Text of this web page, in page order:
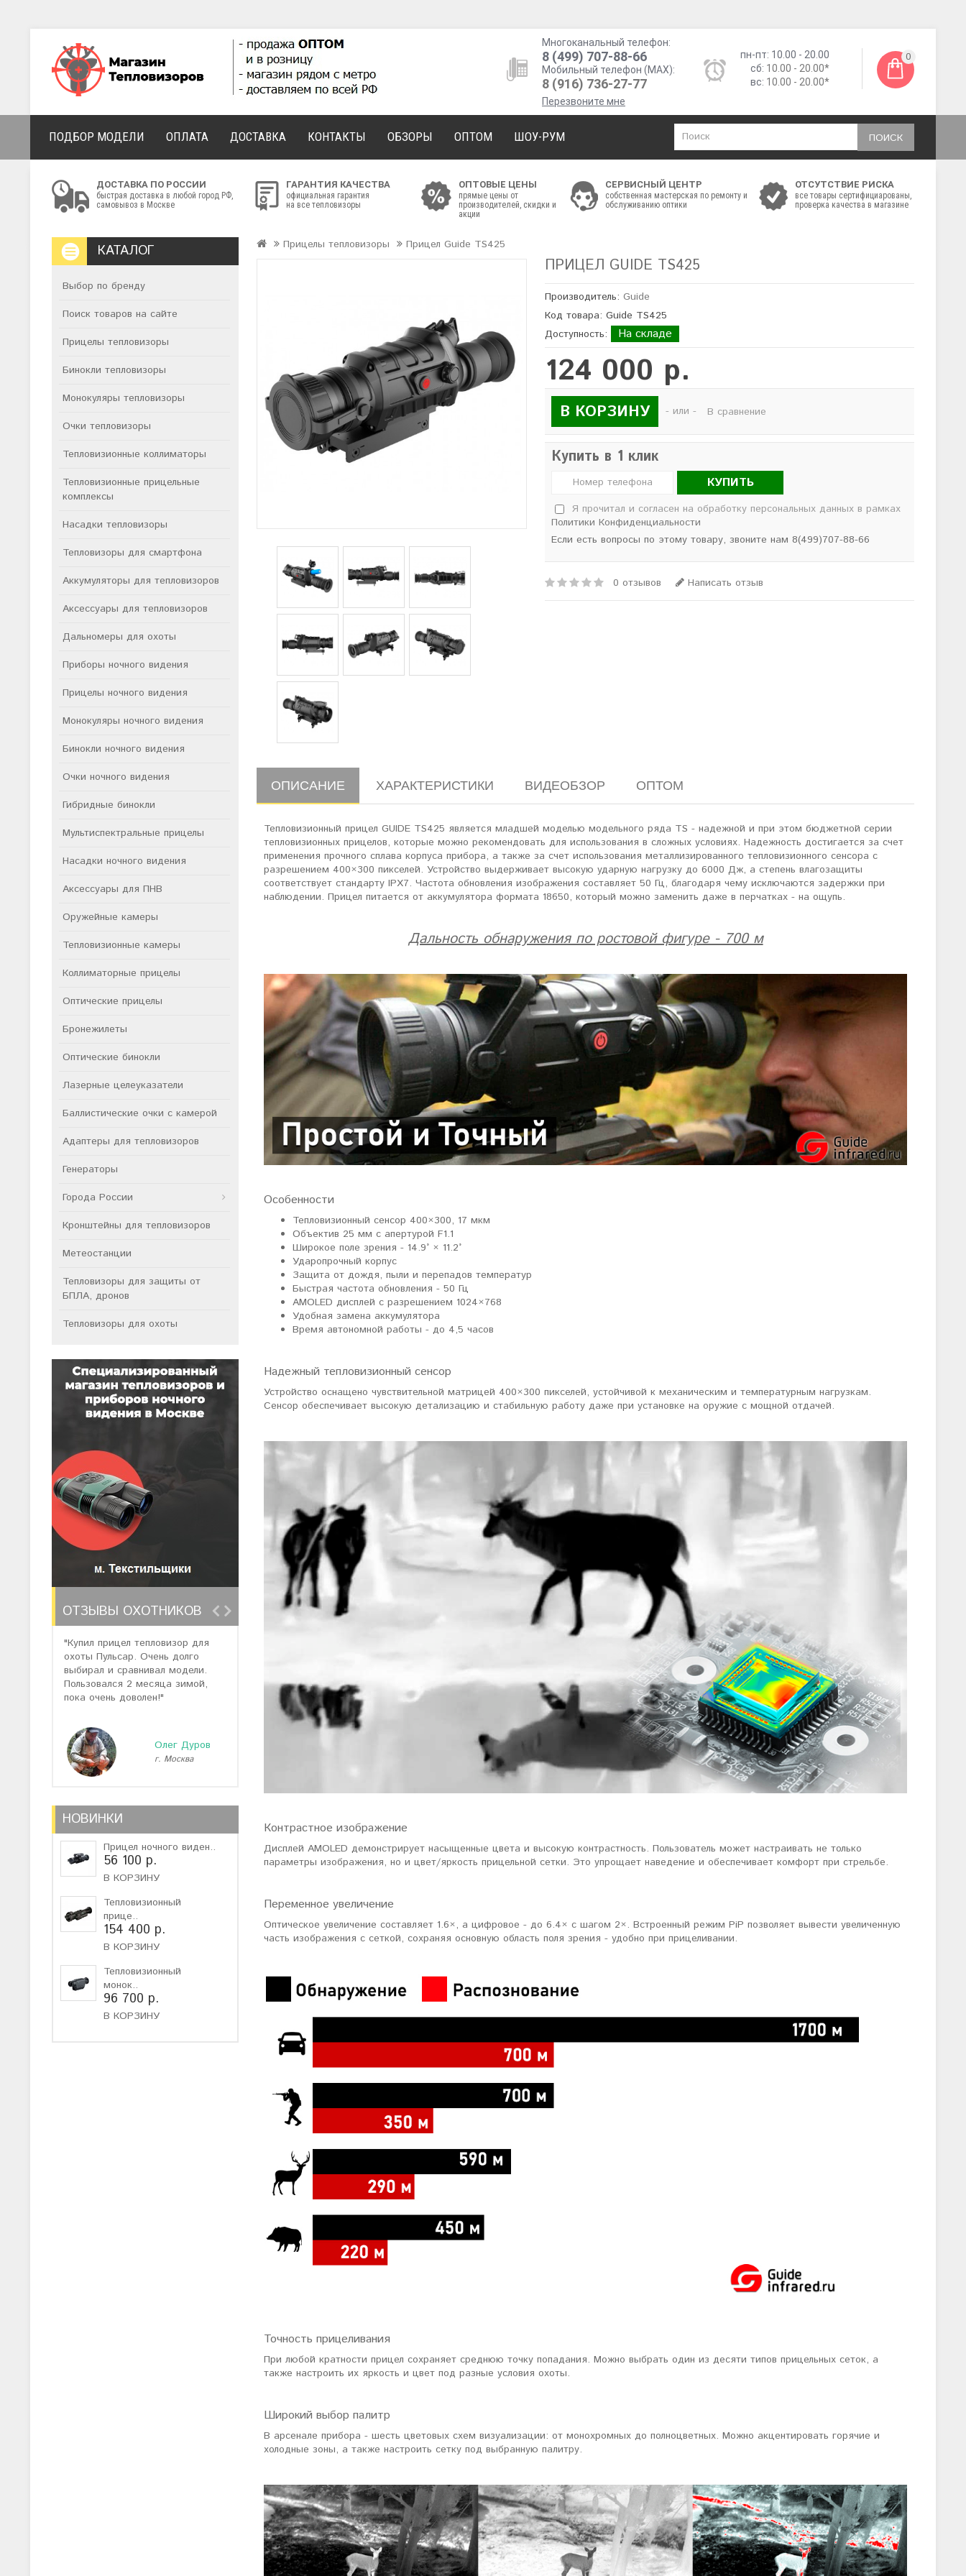
Многоканальный телефон:
8 (499) 707-88-66
Мобильный телефон (MAX):
8 (916) 736-27-77
Перезвоните мне
пн-пт: 10.00 - 20.00
сб: 10.00 - 20.00*
вс: 10.00 - 20.00*
0
ПОИСК
ПОДБОР МОДЕЛИ ОПЛАТА ДОСТАВКА КОНТАКТЫ ОБЗОРЫ ОПТОМ ШОУ-РУМ
ДОСТАВКА ПО РОССИИ
быстрая доставка в любой город РФ,
самовывоз в Москве
ГАРАНТИЯ КАЧЕСТВА
официальная гарантия
на все тепловизоры
ОПТОВЫЕ ЦЕНЫ
прямые цены от
производителей, скидки и
акции
СЕРВИСНЫЙ ЦЕНТР
собственная мастерская по ремонту и
обслуживанию оптики
ОТСУТСТВИЕ РИСКА
все товары сертифициарованы,
проверка качества в магазине
КАТАЛОГ
Выбор по бренду
Поиск товаров на сайте
Прицелы тепловизоры
Бинокли тепловизоры
Монокуляры тепловизоры
Очки тепловизоры
Тепловизионные коллиматоры
Тепловизионные прицельные
комплексы
Насадки тепловизоры
Тепловизоры для смартфона
Аккумуляторы для тепловизоров
Аксессуары для тепловизоров
Дальномеры для охоты
Приборы ночного видения
Прицелы ночного видения
Монокуляры ночного видения
Бинокли ночного видения
Очки ночного видения
Гибридные бинокли
Мультиспектральные прицелы
Насадки ночного видения
Аксессуары для ПНВ
Оружейные камеры
Тепловизионные камеры
Коллиматорные прицелы
Оптические прицелы
Бронежилеты
Оптические бинокли
Лазерные целеуказатели
Баллистические очки с камерой
Адаптеры для тепловизоров
Генераторы
Города России
Кронштейны для тепловизоров
Метеостанции
Тепловизоры для защиты от
БПЛА, дронов
Тепловизоры для охоты
ОТЗЫВЫ ОХОТНИКОВ
"Купил прицел тепловизор для
охоты Пульсар. Очень долго
выбирал и сравнивал модели.
Пользовался 2 месяца зимой,
пока очень доволен!"
Олег Дуров
г. Москва
не дорогую модель. Взял
монокуляр."
ночью. Спасибо Семену за
грамотную консультацию. Очень
доволен своим прицеломNocpix
Евгений Стародуб
г. Екатеринбург
НОВИНКИ
Прицел ночного виден..
56 100 р.
В КОРЗИНУ
Тепловизионный
прице..
154 400 р.
В КОРЗИНУ
Тепловизионный
монок..
96 700 р.
В КОРЗИНУ
Прицелы тепловизоры Прицел Guide TS425
ПРИЦЕЛ GUIDE TS425
Производитель:Guide
Код товара: Guide TS425
Доступность:
На складе
124 000 р.
В КОРЗИНУ - или - В сравнение
Купить в 1 клик
КУПИТЬ
Я прочитал и согласен на обработку персональных данных в рамках
Политики Конфиденциальности
Если есть вопросы по этому товару, звоните нам 8(499)707-88-66
0 отзывов Написать отзыв
ОПИСАНИЕ ХАРАКТЕРИСТИКИ ВИДЕОБЗОР ОПТОМ
Тепловизионный прицел GUIDE TS425 является младшей моделью модельного ряда TS - надежной и при этом бюджетной серии
тепловизионных прицелов, которые можно рекомендовать для использования в сложных условиях. Надежность достигается за счет
применения прочного сплава корпуса прибора, а также за счет использования металлизированного тепловизионного сенсора с
разрешением 400×300 пикселей. Устройство выдерживает высокую ударную нагрузку до 6000 Дж, а степень влагозащиты
соответствует стандарту IPX7. Частота обновления изображения составляет 50 Гц, благодаря чему исключаются задержки при
наблюдении. Прицел питается от аккумулятора формата 18650, который можно заменить даже в перчатках - на ощупь.
Дальность обнаружения по ростовой фигуре - 700 м
Особенности
Тепловизионный сенсор 400×300, 17 мкм
Объектив 25 мм с апертурой F1.1
Широкое поле зрения - 14.9° × 11.2°
Ударопрочный корпус
Защита от дождя, пыли и перепадов температур
Быстрая частота обновления - 50 Гц
AMOLED дисплей с разрешением 1024×768
Удобная замена аккумулятора
Время автономной работы - до 4,5 часов
Надежный тепловизионный сенсор
Устройство оснащено чувствительной матрицей 400×300 пикселей, устойчивой к механическим и температурным нагрузкам.
Сенсор обеспечивает высокую детализацию и стабильную работу даже при установке на оружие с мощной отдачей.
Контрастное изображение
Дисплей AMOLED демонстрирует насыщенные цвета и высокую контрастность. Пользователь может настраивать не только
параметры изображения, но и цвет/яркость прицельной сетки. Это упрощает наведение и обеспечивает комфорт при стрельбе.
Переменное увеличение
Оптическое увеличение составляет 1.6×, а цифровое - до 6.4× с шагом 2×. Встроенный режим PiP позволяет вывести увеличенную
часть изображения с сеткой, сохраняя основную область поля зрения - удобно при прицеливании.
Точность прицеливания
При любой кратности прицел сохраняет среднюю точку попадания. Можно выбрать один из десяти типов прицельных сеток, а
также настроить их яркость и цвет под разные условия охоты.
Широкий выбор палитр
В арсенале прибора - шесть цветовых схем визуализации: от монохромных до полноцветных. Можно акцентировать горячие и
холодные зоны, а также настроить сетку под выбранную палитру.